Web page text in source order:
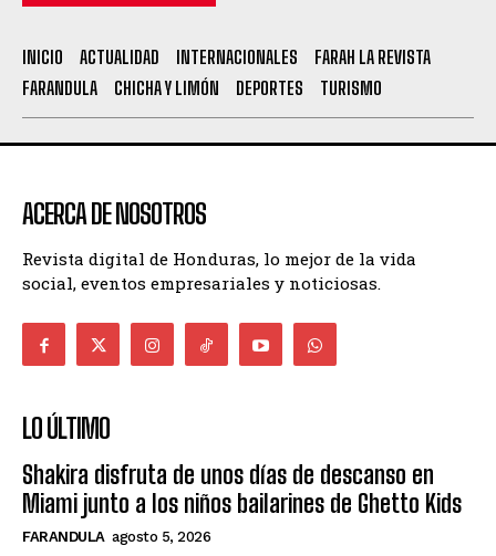
INICIO ACTUALIDAD INTERNACIONALES
FARAH LA REVISTA
FARANDULA
CHICHA Y LIMÓN DEPORTES TURISMO
ACERCA DE NOSOTROS
Revista digital de Honduras, lo mejor de la vida
social, eventos empresariales y noticiosas.
LO ÚLTIMO
Shakira disfruta de unos días de descanso en
Miami junto a los niños bailarines de Ghetto Kids
FARANDULA agosto 5, 2026